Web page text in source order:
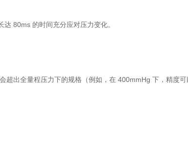
80ms 的时间充分应对压力变化。
出全量程压力下的规格（例如，在 400mmHg 下，精度可